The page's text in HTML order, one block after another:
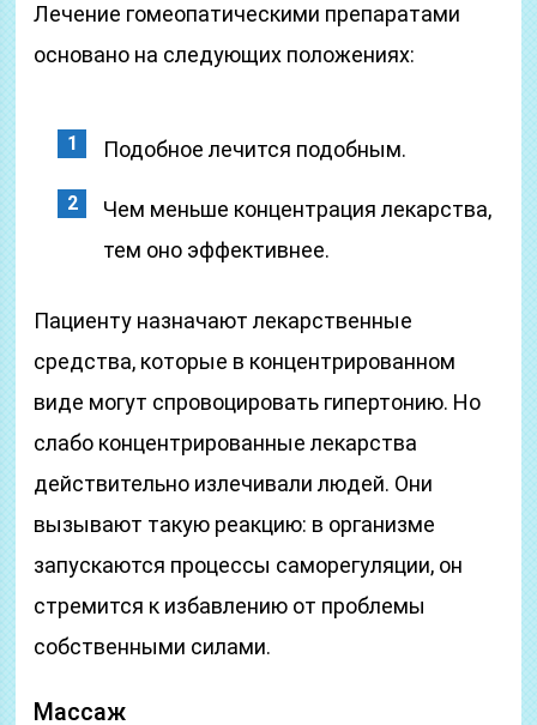
Лечение гомеопатическими препаратами
основано на следующих положениях:
Подобное лечится подобным.
Чем меньше концентрация лекарства,
тем оно эффективнее.
Пациенту назначают лекарственные
средства, которые в концентрированном
виде могут спровоцировать гипертонию. Но
слабо концентрированные лекарства
действительно излечивали людей. Они
вызывают такую реакцию: в организме
запускаются процессы саморегуляции, он
стремится к избавлению от проблемы
собственными силами.
Массаж